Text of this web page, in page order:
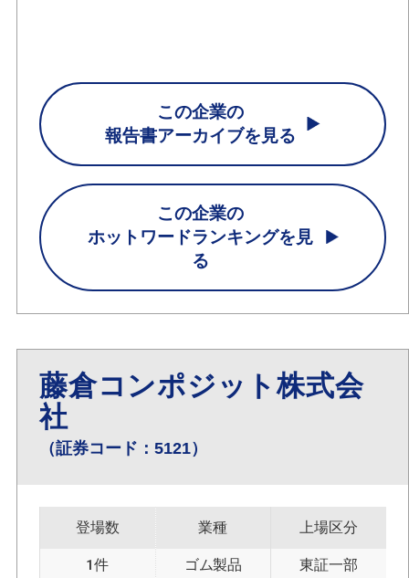
この企業の
報告書アーカイブを見る
この企業の
ホットワードランキングを見
る
藤倉コンポジット株式会
社
（証券コード：5121）
登場数
1件
業種
ゴム製品
上場区分
東証一部